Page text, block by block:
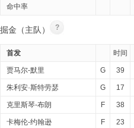
命中率
掘金（主队） ?
首发 时间
贾马尔-默里 G 39
朱利安·斯特劳瑟 G 17
克里斯琴-布朗 F 38
卡梅伦-约翰逊 F 23